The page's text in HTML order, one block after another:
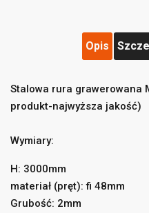
Dodaj do listy
((label))
Musisz być zalogowany by
liście życzeń.
Opis
Stalowa rura grawerowana
produkt-najwyższa jakość)
Wymiary:
H: 3000mm
materiał (pręt): fi 48mm
Grubość: 2mm